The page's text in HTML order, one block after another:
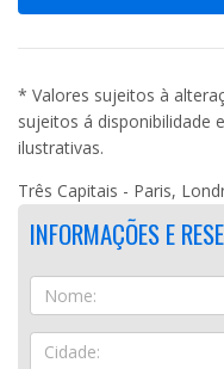
* Valores sujeitos à
sujeitos á disponibilidade
ilustrativas.
Três Capitais - Paris,
INFORMAÇÕES E